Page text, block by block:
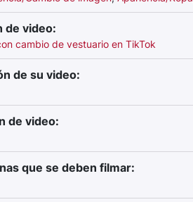
de video:
cambio de vestuario en TikTok
de su video:
de video:
que se deben filmar: